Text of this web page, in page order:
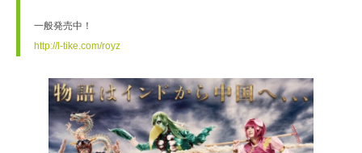
一般発売中！
http://l-tike.com/royz